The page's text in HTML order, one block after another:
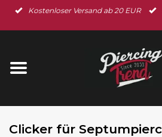
Kostenloser Versand ab 20 EUR
Startseite
Clicker für